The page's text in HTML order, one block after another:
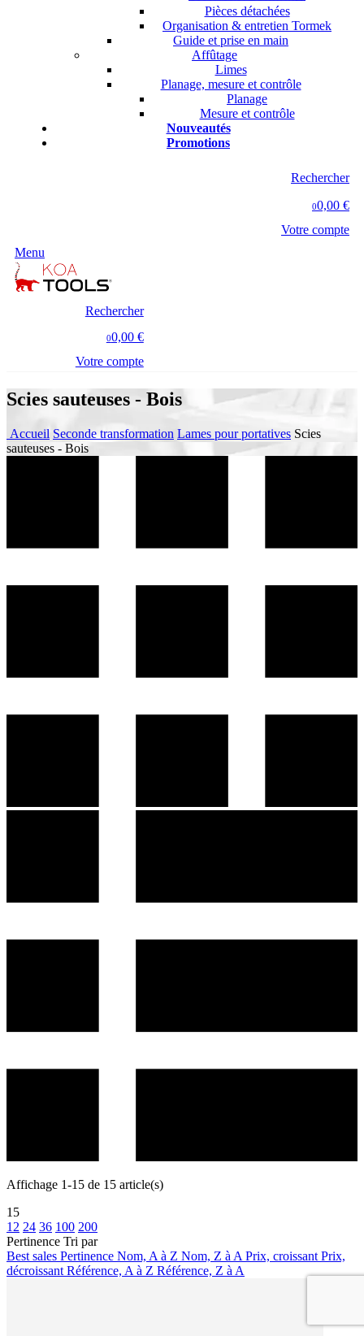
Pièces détachées
Organisation & entretien Tormek
Guide et prise en main
Affûtage
Limes
Planage, mesure et contrôle
Planage
Mesure et contrôle
Nouveautés
Promotions
Rechercher
00,00 €
Votre compte
Menu
Rechercher
00,00 €
Votre compte
Scies sauteuses - Bois
Accueil Seconde transformation Lames pour portatives Scies
sauteuses - Bois
Affichage 1-15 de 15 article(s)
15
12 24 36 100 200
Pertinence Tri par
Best sales Pertinence Nom, A à Z Nom, Z à A Prix, croissant Prix,
décroissant Référence, A à Z Référence, Z à A